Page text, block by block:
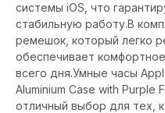
системы iOS, что
стабильную работу.В
ремешок, который легко
обеспечивает
всего дня.Умные часы
Aluminium Case with Purple
отличный выбор для тех,